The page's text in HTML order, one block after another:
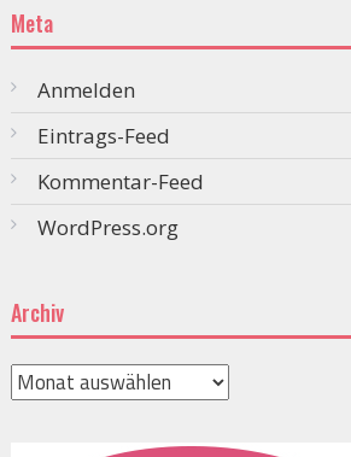
Meta
Anmelden
Eintrags-Feed
Kommentar-Feed
WordPress.org
Archiv
Archiv